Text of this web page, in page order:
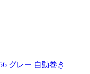
グレー 自動巻き